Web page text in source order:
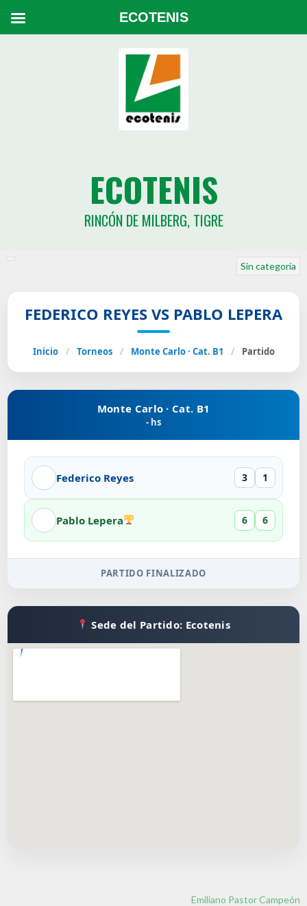
ECOTENIS
RINCÓN DE MILBERG, TIGRE
Sin categoría
FEDERICO REYES VS PABLO LEPERA
Inicio / Torneos / Monte Carlo · Cat. B1 / Partido
Monte Carlo · Cat. B1
- hs
Federico Reyes 3 1
Pablo Lepera 6 6
PARTIDO FINALIZADO
Sede del Partido: Ecotenis
Emiliano Pastor Campeón
ECOTENIS